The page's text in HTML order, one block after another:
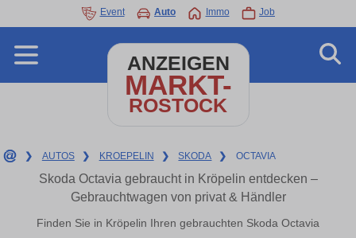
Event Auto Immo Job
ANZEIGEN
MARKT-
ROSTOCK
❯ AUTOS ❯ KROEPELIN ❯ SKODA ❯ OCTAVIA
Skoda Octavia gebraucht in Kröpelin entdecken –
Gebrauchtwagen von privat & Händler
Finden Sie in Kröpelin Ihren gebrauchten Skoda Octavia